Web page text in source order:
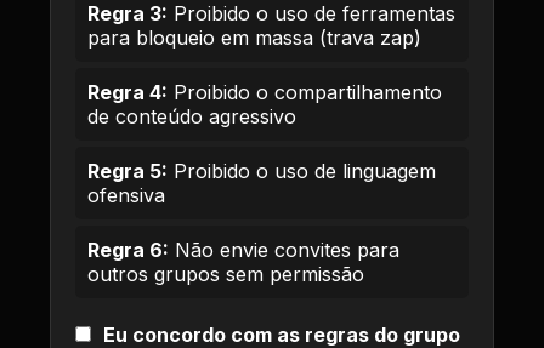
Regra 3: Proibido o uso de ferramentas
para bloqueio em massa (trava zap)
Regra 4: Proibido o compartilhamento
de conteúdo agressivo
Regra 5: Proibido o uso de linguagem
ofensiva
Regra 6: Não envie convites para
outros grupos sem permissão
Eu concordo com as regras do grupo